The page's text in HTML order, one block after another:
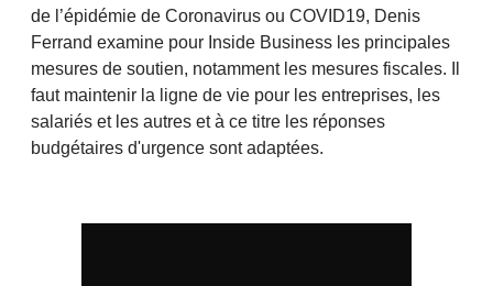
de l’épidémie de Coronavirus ou COVID19, Denis
Ferrand examine pour Inside Business les principales
mesures de soutien, notamment les mesures fiscales. Il
faut maintenir la ligne de vie pour les entreprises, les
salariés et les autres et à ce titre les réponses
budgétaires d'urgence sont adaptées.